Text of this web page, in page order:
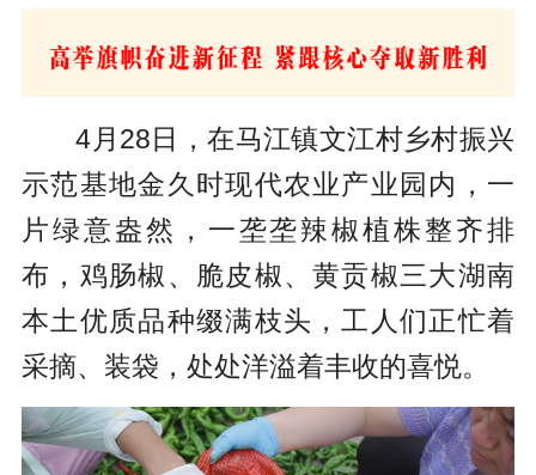
4月28日，在马江镇文江村乡村振兴
示范基地金久时现代农业产业园内，一
片绿意盎然，一垄垄辣椒植株整齐排
布，鸡肠椒、脆皮椒、黄贡椒三大湖南
本土优质品种缀满枝头，工人们正忙着
采摘、装袋，处处洋溢着丰收的喜悦。